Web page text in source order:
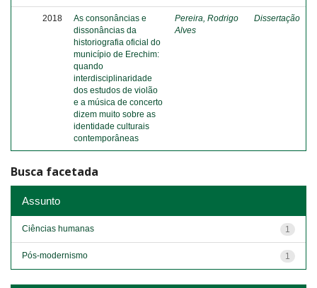
2018
As consonâncias e
dissonâncias da
historiografia oficial do
município de Erechim:
quando
interdisciplinaridade
dos estudos de violão
e a música de concerto
dizem muito sobre as
identidade culturais
contemporâneas
Pereira, Rodrigo
Alves
Dissertação
Busca facetada
Assunto
1
Ciências humanas
1
Pós-modernismo